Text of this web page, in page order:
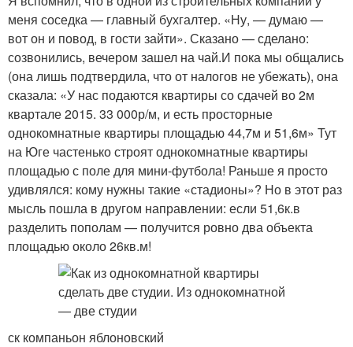
меня соседка — главный бухгалтер. «Ну, — думаю —
вот он и повод, в гости зайти». Сказано — сделано:
созвонились, вечером зашел на чай.И пока мы общались
(она лишь подтвердила, что от налогов не убежать), она
сказала: «У нас подаются квартиры со сдачей во 2м
квартале 2015. 33 000р/м, и есть просторные
однокомнатные квартиры площадью 44,7м и 51,6м» Тут
на Юге частенько строят однокомнатные квартиры
площадью с поле для мини-футбола! Раньше я просто
удивлялся: кому нужны такие «стадионы»? Но в этот раз
мысль пошла в другом направлении: если 51,6к.в
разделить пополам — получится ровно два объекта
площадью около 26кв.м!
ск компаньон яблоновский